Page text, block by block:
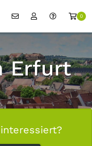
0
Erfurt